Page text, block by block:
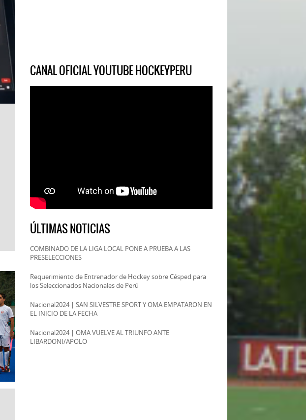
CANAL OFICIAL YOUTUBE HOCKEYPERU
ÚLTIMAS NOTICIAS
COMBINADO DE LA LIGA LOCAL PONE A PRUEBA A LAS
PRESELECCIONES
Requerimiento de Entrenador de Hockey sobre Césped para
los Seleccionados Nacionales de Perú
Nacional2024 | SAN SILVESTRE SPORT Y OMA EMPATARON EN
EL INICIO DE LA FECHA
Nacional2024 | OMA VUELVE AL TRIUNFO ANTE
LIBARDONI/APOLO